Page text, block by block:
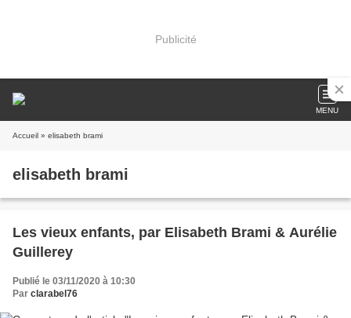
Publicité
MENU
Accueil » elisabeth brami
elisabeth brami
Les vieux enfants, par Elisabeth Brami & Aurélie
Guillerey
Publié le 03/11/2020 à 10:30
Par clarabel76